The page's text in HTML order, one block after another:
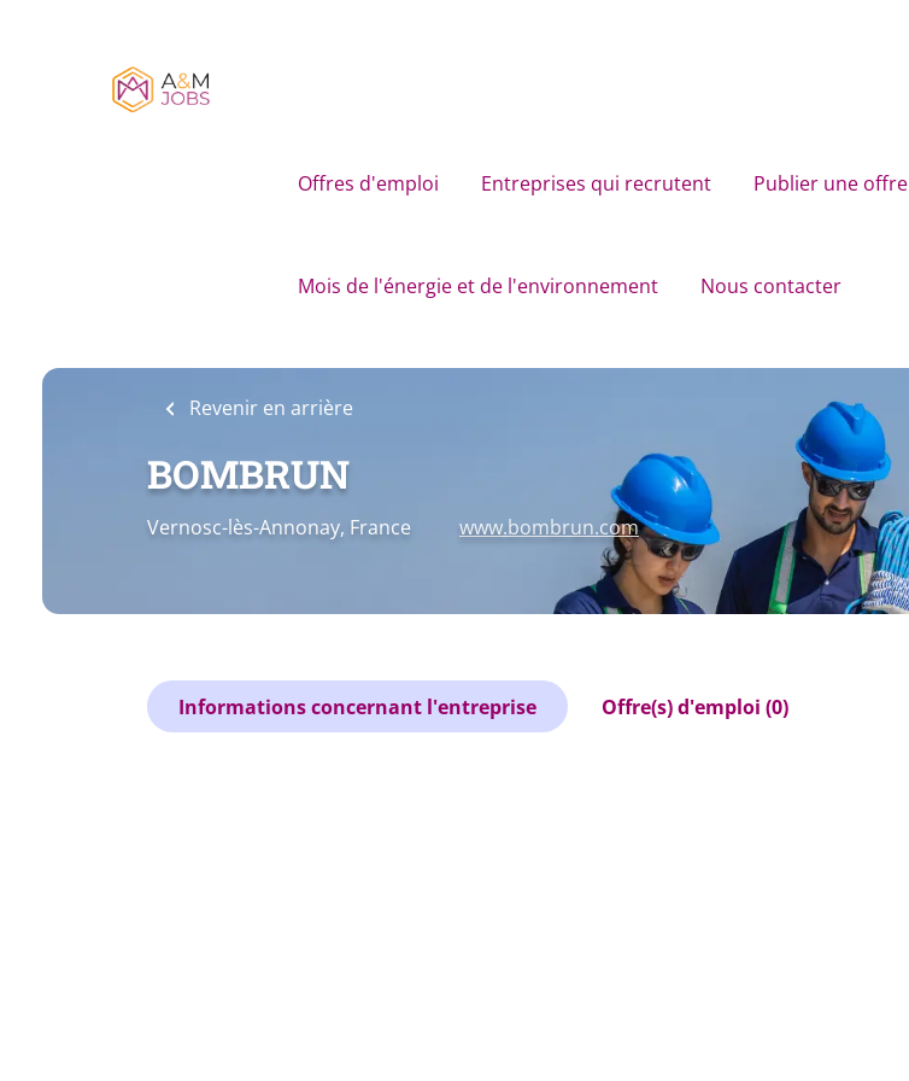
Offres d'emploi Entreprises qui recrutent Publier une offre
Mois de l'énergie et de l'environnement Nous contacter
Revenir en arrière
BOMBRUN
Vernosc-lès-Annonay, France www.bombrun.com
Informations concernant l'entreprise Offre(s) d'emploi (0)